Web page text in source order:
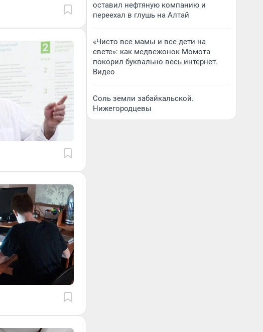
оставил нефтяную компанию и
переехал в глушь на Алтай
«Чисто все мамы и все дети на
свете»: как медвежонок Момота
покорил буквально весь интернет.
Видео
Соль земли забайкальской.
Нижегородцевы